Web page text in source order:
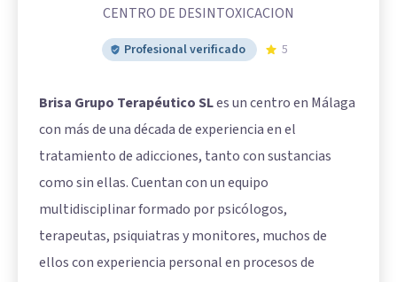
CENTRO DE DESINTOXICACION
Profesional verificado 5
Brisa Grupo Terapéutico SLes un centro en Málaga
con más de una década de experiencia en el
tratamiento de adicciones, tanto con sustancias
como sin ellas. Cuentan con un equipo
multidisciplinar formado por psicólogos,
terapeutas, psiquiatras y monitores, muchos de
ellos con experiencia personal en procesos de